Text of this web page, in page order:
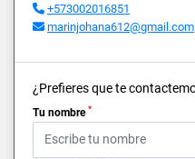
+573002016851
marinjohana612@gmail.com
¿Prefieres que te
Tu nombre *